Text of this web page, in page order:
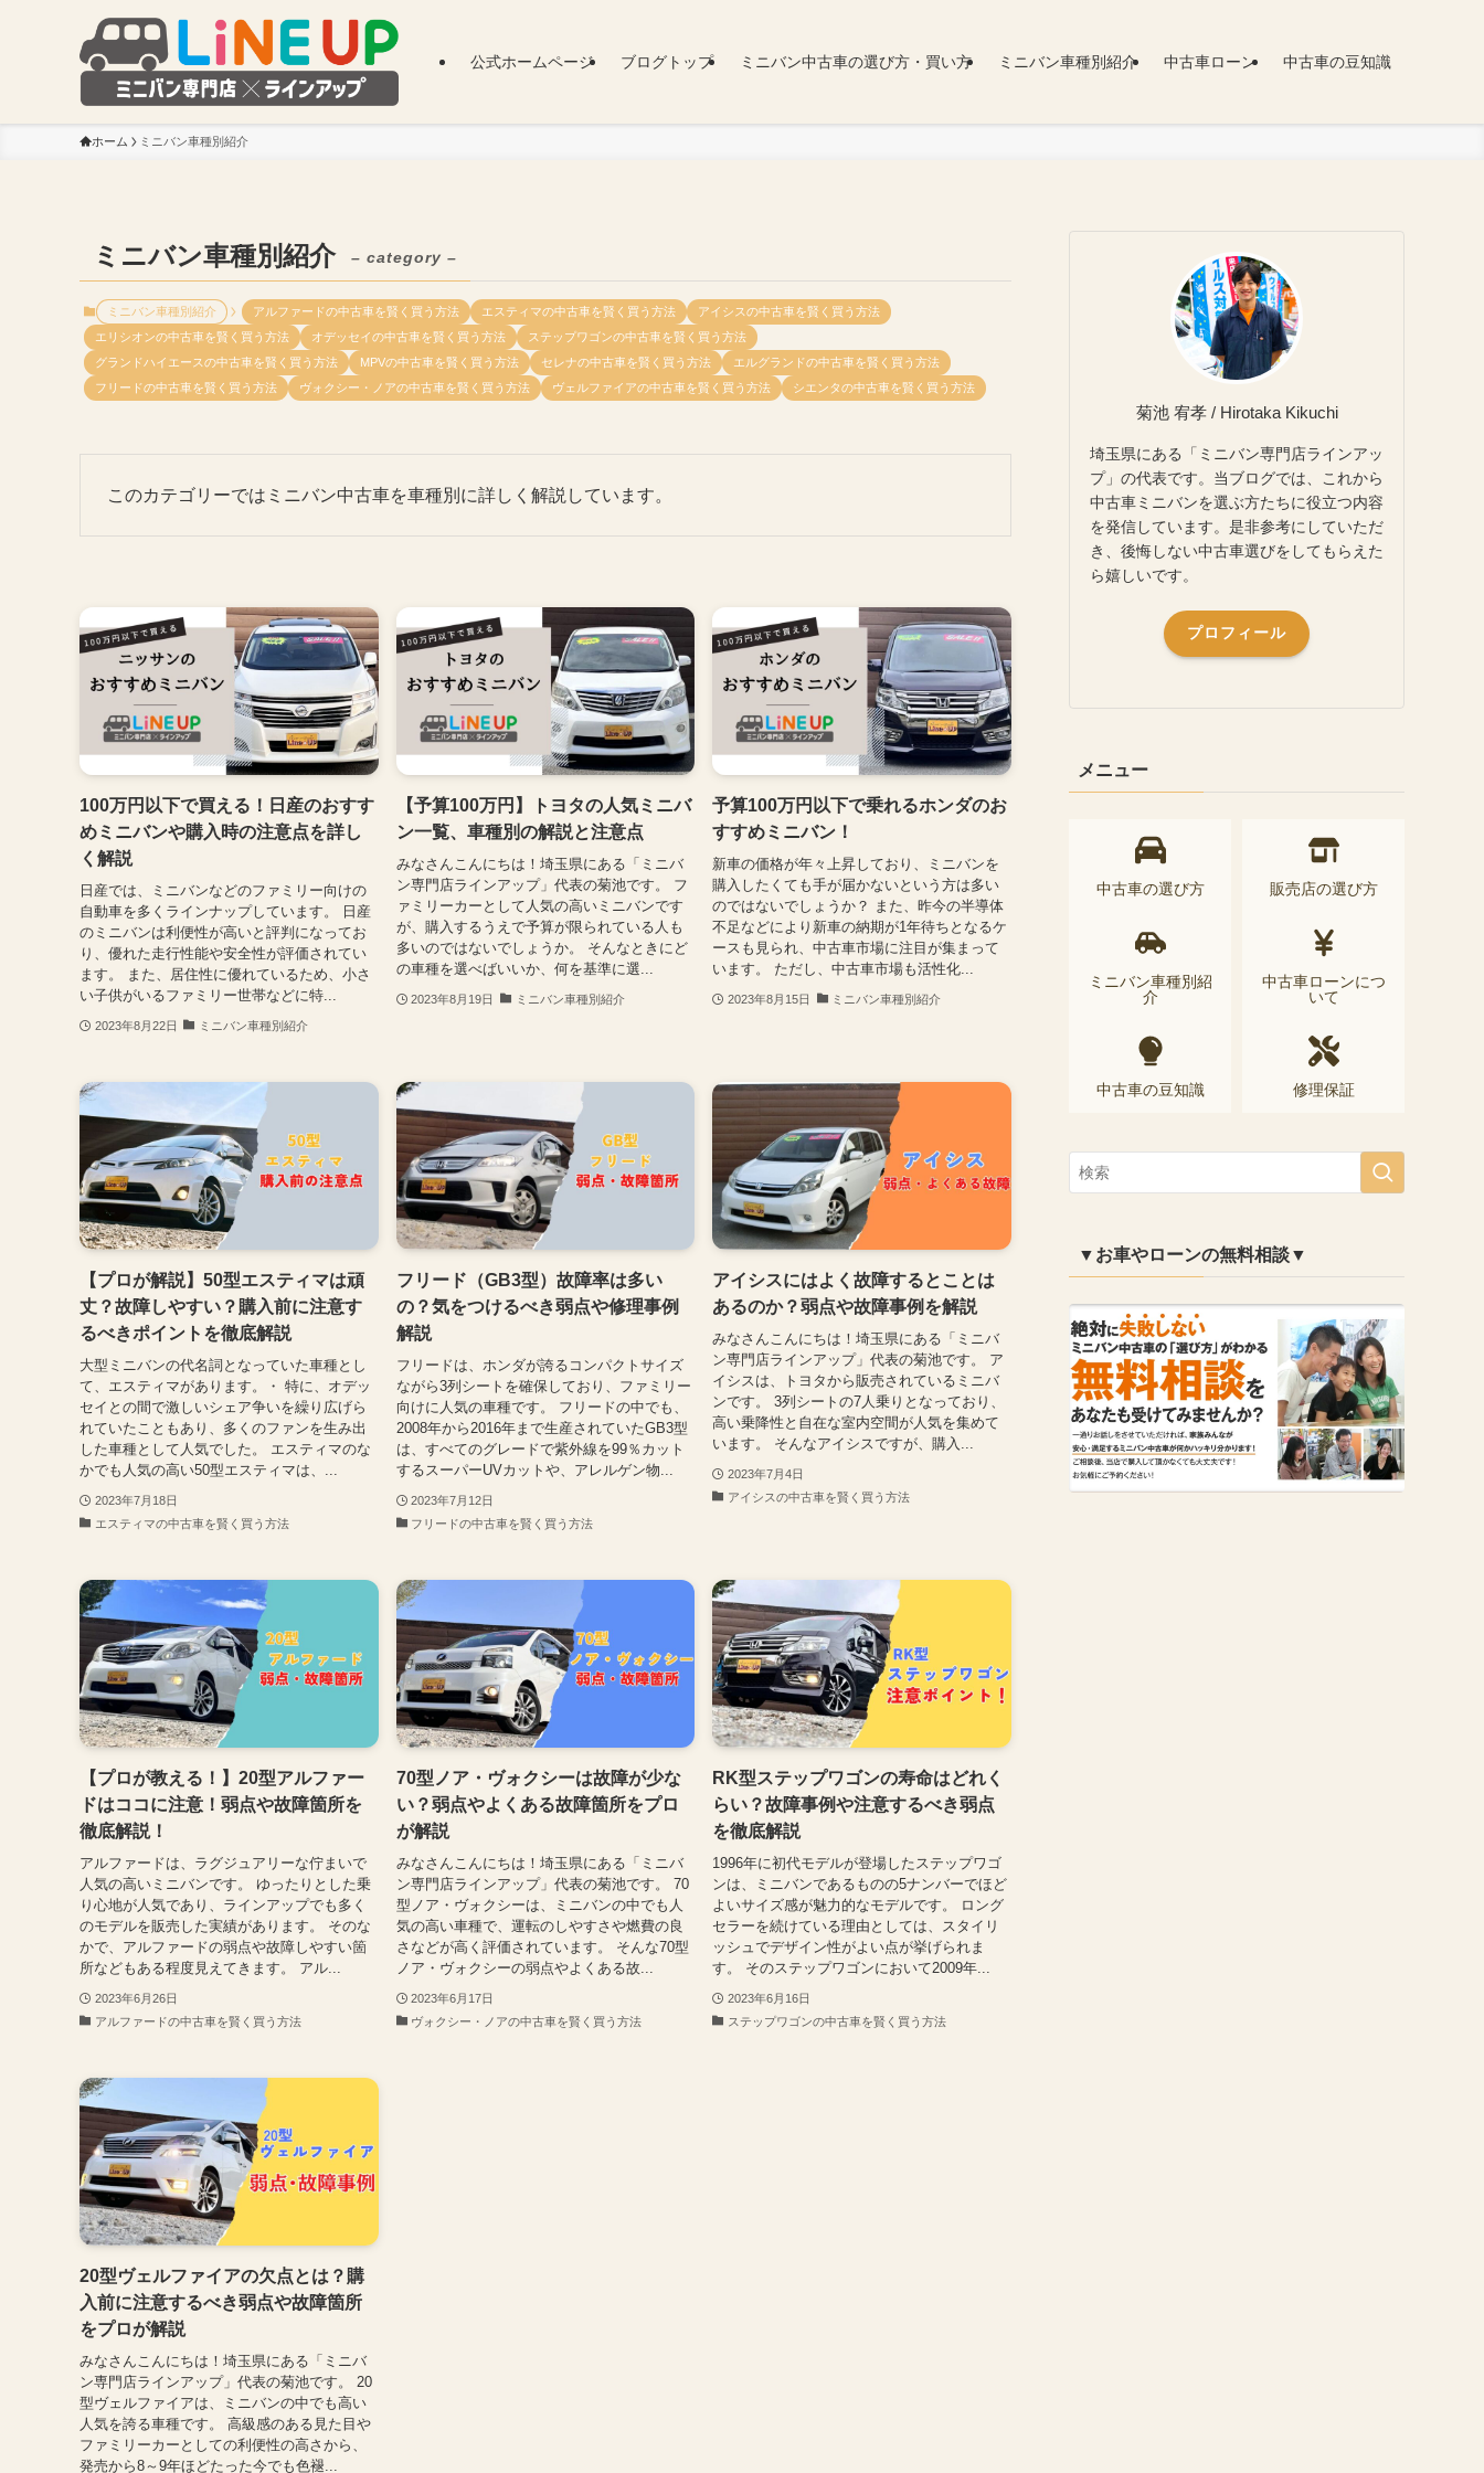
公式ホームページ ブログトップ ミニバン中古車の選び方・買い方 ミニバン車種別紹介 中古車ローン 中古車の豆知識
ホーム ミニバン車種別紹介
ミニバン車種別紹介 – category –
ミニバン車種別紹介 アルファードの中古車を賢く買う方法 エスティマの中古車を賢く買う方法
アイシスの中古車を賢く買う方法
エリシオンの中古車を賢く買う方法
オデッセイの中古車を賢く買う方法
ステップワゴンの中古車を賢く買う方法
グランドハイエースの中古車を賢く買う方法
MPVの中古車を賢く買う方法 セレナの中古車を賢く買う方法
エルグランドの中古車を賢く買う方法
フリードの中古車を賢く買う方法
ヴォクシー・ノアの中古車を賢く買う方法 ヴェルファイアの中古車を賢く買う方法 シエンタの中古車を賢く買う方法
このカテゴリーではミニバン中古車を車種別に詳しく解説しています。
100万円以下で買える！日産のおすす
めミニバンや購入時の注意点を詳し
く解説
日産では、ミニバンなどのファミリー向けの
自動車を多くラインナップしています。 日産
のミニバンは利便性が高いと評判になってお
り、優れた走行性能や安全性が評価されてい
ます。 また、居住性に優れているため、小さ
い子供がいるファミリー世帯などに特...
2023年8月22日 ミニバン車種別紹介
【予算100万円】トヨタの人気ミニバ
ン一覧、車種別の解説と注意点
みなさんこんにちは！埼玉県にある「ミニバ
ン専門店ラインアップ」代表の菊池です。 フ
ァミリーカーとして人気の高いミニバンです
が、購入するうえで予算が限られている人も
多いのではないでしょうか。 そんなときにど
の車種を選べばいいか、何を基準に選...
2023年8月19日 ミニバン車種別紹介
予算100万円以下で乗れるホンダのお
すすめミニバン！
新車の価格が年々上昇しており、ミニバンを
購入したくても手が届かないという方は多い
のではないでしょうか？ また、昨今の半導体
不足などにより新車の納期が1年待ちとなるケ
ースも見られ、中古車市場に注目が集まって
います。 ただし、中古車市場も活性化...
2023年8月15日 ミニバン車種別紹介
【プロが解説】50型エスティマは頑
丈？故障しやすい？購入前に注意す
るべきポイントを徹底解説
大型ミニバンの代名詞となっていた車種とし
て、エスティマがあります。・ 特に、オデッ
セイとの間で激しいシェア争いを繰り広げら
れていたこともあり、多くのファンを生み出
した車種として人気でした。 エスティマのな
かでも人気の高い50型エスティマは、...
2023年7月18日
エスティマの中古車を賢く買う方法
フリード（GB3型）故障率は多い
の？気をつけるべき弱点や修理事例
解説
フリードは、ホンダが誇るコンパクトサイズ
ながら3列シートを確保しており、ファミリー
向けに人気の車種です。 フリードの中でも、
2008年から2016年まで生産されていたGB3型
は、すべてのグレードで紫外線を99％カット
するスーパーUVカットや、アレルゲン物...
2023年7月12日
フリードの中古車を賢く買う方法
アイシスにはよく故障するとことは
あるのか？弱点や故障事例を解説
みなさんこんにちは！埼玉県にある「ミニバ
ン専門店ラインアップ」代表の菊池です。 ア
イシスは、トヨタから販売されているミニバ
ンです。 3列シートの7人乗りとなっており、
高い乗降性と自在な室内空間が人気を集めて
います。 そんなアイシスですが、購入...
2023年7月4日
アイシスの中古車を賢く買う方法
【プロが教える！】20型アルファー
ドはココに注意！弱点や故障箇所を
徹底解説！
アルファードは、ラグジュアリーな佇まいで
人気の高いミニバンです。 ゆったりとした乗
り心地が人気であり、ラインアップでも多く
のモデルを販売した実績があります。 そのな
かで、アルファードの弱点や故障しやすい箇
所などもある程度見えてきます。 アル...
2023年6月26日
アルファードの中古車を賢く買う方法
70型ノア・ヴォクシーは故障が少な
い？弱点やよくある故障箇所をプロ
が解説
みなさんこんにちは！埼玉県にある「ミニバ
ン専門店ラインアップ」代表の菊池です。 70
型ノア・ヴォクシーは、ミニバンの中でも人
気の高い車種で、運転のしやすさや燃費の良
さなどが高く評価されています。 そんな70型
ノア・ヴォクシーの弱点やよくある故...
2023年6月17日
ヴォクシー・ノアの中古車を賢く買う方法
RK型ステップワゴンの寿命はどれく
らい？故障事例や注意するべき弱点
を徹底解説
1996年に初代モデルが登場したステップワゴ
ンは、ミニバンであるものの5ナンバーでほど
よいサイズ感が魅力的なモデルです。 ロング
セラーを続けている理由としては、スタイリ
ッシュでデザイン性がよい点が挙げられま
す。 そのステップワゴンにおいて2009年...
2023年6月16日
ステップワゴンの中古車を賢く買う方法
20型ヴェルファイアの欠点とは？購
入前に注意するべき弱点や故障箇所
をプロが解説
みなさんこんにちは！埼玉県にある「ミニバ
ン専門店ラインアップ」代表の菊池です。 20
型ヴェルファイアは、ミニバンの中でも高い
人気を誇る車種です。 高級感のある見た目や
ファミリーカーとしての利便性の高さから、
発売から8～9年ほどたった今でも色褪...
菊池 宥孝 / Hirotaka Kikuchi
埼玉県にある「ミニバン専門店ラインアッ
プ」の代表です。当ブログでは、これから
中古車ミニバンを選ぶ方たちに役立つ内容
を発信しています。是非参考にしていただ
き、後悔しない中古車選びをしてもらえた
ら嬉しいです。
プロフィール
メニュー
中古車の選び方 販売店の選び方
ミニバン車種別紹
介
中古車ローンにつ
いて
中古車の豆知識 修理保証
▼お車やローンの無料相談▼